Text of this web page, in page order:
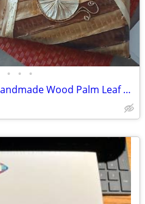
• • •
Photo Albums Jamaican Handmade Wood Palm Leaf Paper - Never Used - Qty